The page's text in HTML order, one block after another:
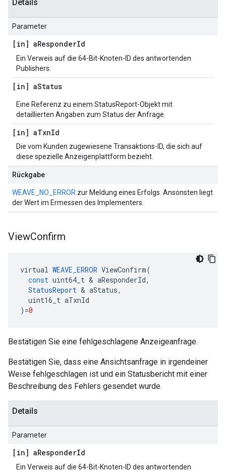
Details
Parameter
[in] aResponderId
Ein Verweis auf die 64-Bit-Knoten-ID des antwortenden
Publishers.
[in] aStatus
Eine Referenz zu einem StatusReport-Objekt mit
detaillierten Angaben zum Status der Anfrage.
[in] aTxnId
Die vom Kunden zugewiesene Transaktions-ID, die sich auf
diese spezielle Anzeigenplattform bezieht.
Rückgabe
WEAVE_NO_ERROR zur Meldung eines Erfolgs. Ansonsten liegt
der Wert im Ermessen des Implementers.
ViewConfirm
virtual WEAVE_ERROR ViewConfirm(
const uint64_t & aResponderId,
StatusReport & aStatus,
uint16_t aTxnId
) =0
Bestätigen Sie eine fehlgeschlagene Anzeigeanfrage.
Bestätigen Sie, dass eine Ansichtsanfrage in irgendeiner
Weise fehlgeschlagen ist und ein Statusbericht mit einer
Beschreibung des Fehlers gesendet wurde.
Details
Parameter
[in] aResponderId
Ein Verweis auf die 64-Bit-Knoten-ID des antwortenden